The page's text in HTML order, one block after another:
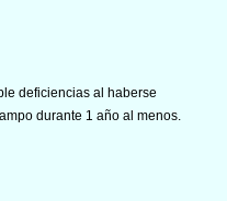
deficiencias al haberse
durante 1 año al menos.